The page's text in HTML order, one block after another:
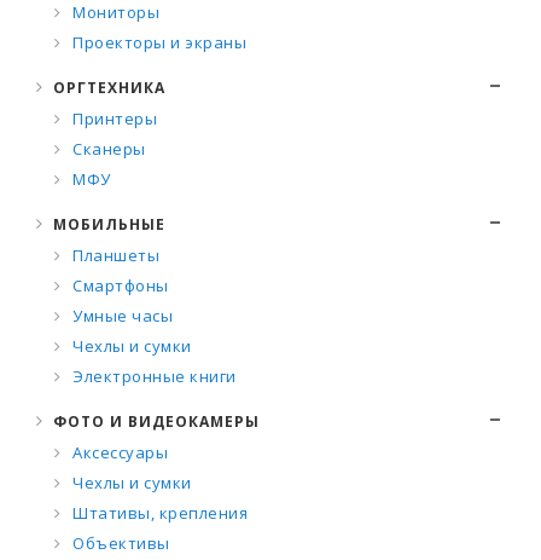
Мониторы
Проекторы и экраны
ОРГТЕХНИКА
Принтеры
Сканеры
МФУ
МОБИЛЬНЫЕ
Планшеты
Смартфоны
Умные часы
Чехлы и сумки
Электронные книги
ФОТО И ВИДЕОКАМЕРЫ
Аксессуары
Чехлы и сумки
Штативы, крепления
Объективы